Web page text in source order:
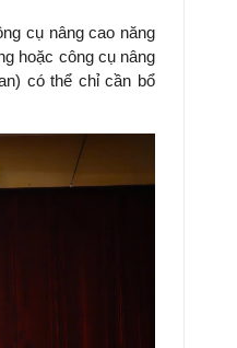
cụ nâng cao năng
hoặc công cụ nâng
có thể chỉ cần bổ